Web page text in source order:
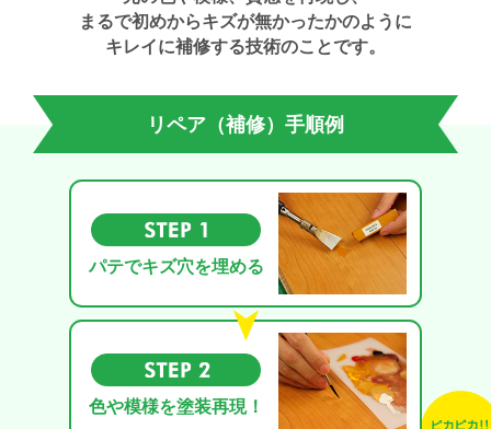
まるで初めからキズが無かったかのように
キレイに補修する技術のことです。
リペア（補修）手順例
パテでキズ穴を埋める
色や模様を塗装再現！